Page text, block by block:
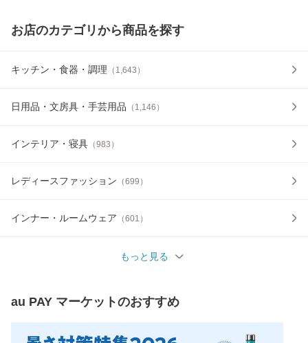
お店のカテゴリから商品を探す
キッチン・食器・調理 （ 1,643 ）
日用品・文房具・手芸用品 （ 1,146 ）
インテリア・寝具 （983 ）
レディースファッション （699 ）
インナー・ルームウェア （601 ）
もっと見る
au PAY マーケットのおすすめ